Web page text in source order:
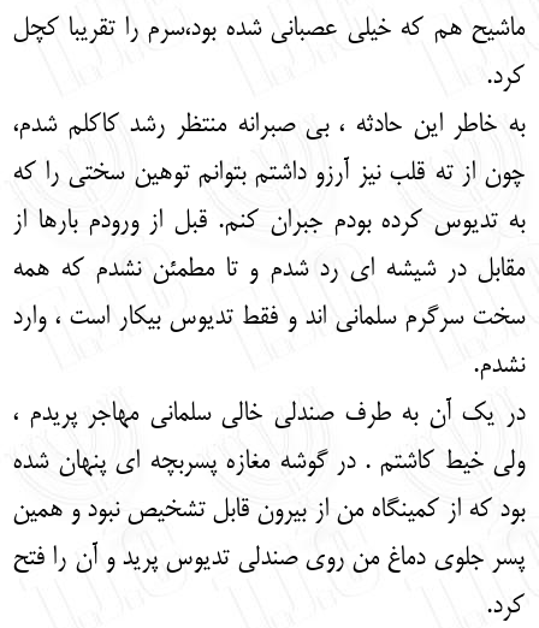
ماشیح هم که خیلی عصبانی شده بود،سرم را تقریبا کچل
کرد.
به خاطر این حادثه ، بی صبرانه منتظر رشد کاکلم شدم،
چون از ته قلب نیز آرزو داشتم بتوانم توهین سختی را که
به تدیوس کرده بودم جبران کنم. قبل از ورودم بارها از
مقابل در شیشه ای رد شدم و تا مطمئن نشدم که همه
سخت سرگرم سلمانی اند و فقط تدیوس بیکار است ، وارد
نشدم.
در یک آن به طرف صندلی خالی سلمانی مهاجر پریدم ،
ولی خیط کاشتم . در گوشه مغازه پسربچه ای پنهان شده
بود که از کمینگاه من از بیرون قابل تشخیص نبود و همین
پسر جلوی دماغ من روی صندلی تدیوس پرید و آن را فتح
کرد.